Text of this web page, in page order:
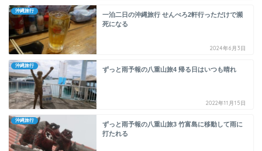
沖縄旅行
一泊二日の沖縄旅行 せんべろ2軒行っただけで瀕
死になる
2024年6月3日
沖縄旅行
ずっと雨予報の八重山旅4 帰る日はいつも晴れ
2022年11月15日
沖縄旅行
ずっと雨予報の八重山旅3 竹富島に移動して雨に
打たれる